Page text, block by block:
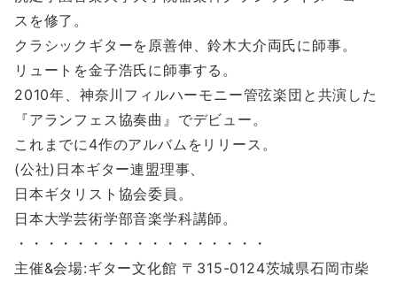
スを修了。
クラシックギターを原善伸、鈴木大介両氏に師事。
リュートを金子浩氏に師事する。
2010年、神奈川フィルハーモニー管弦楽団と共演した
『アランフェス協奏曲』でデビュー。
これまでに4作のアルバムをリリース。
(公社)日本ギター連盟理事、
日本ギタリスト協会委員。
日本大学芸術学部音楽学科講師。
・・・・・・・・・・・・・・・・・
主催&会場:ギター文化館 〒315-0124茨城県石岡市柴